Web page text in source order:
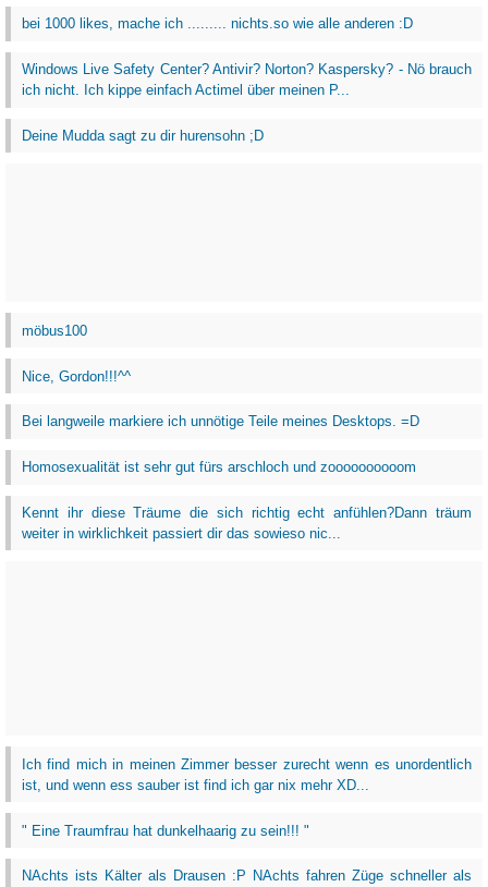
bei 1000 likes, mache ich ......... nichts.so wie alle anderen :D
Windows Live Safety Center? Antivir? Norton? Kaspersky? - Nö brauch
ich nicht. Ich kippe einfach Actimel über meinen P...
Deine Mudda sagt zu dir hurensohn ;D
möbus100
Nice, Gordon!!!^^
Bei langweile markiere ich unnötige Teile meines Desktops. =D
Homosexualität ist sehr gut fürs arschloch und zoooooooooom
Kennt ihr diese Träume die sich richtig echt anfühlen?Dann träum
weiter in wirklichkeit passiert dir das sowieso nic...
Ich find mich in meinen Zimmer besser zurecht wenn es unordentlich
ist, und wenn ess sauber ist find ich gar nix mehr XD...
" Eine Traumfrau hat dunkelhaarig zu sein!!! "
NAchts ists Kälter als Drausen :P NAchts fahren Züge schneller als